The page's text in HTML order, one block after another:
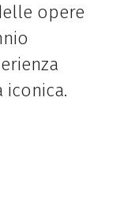
opere
iconica.